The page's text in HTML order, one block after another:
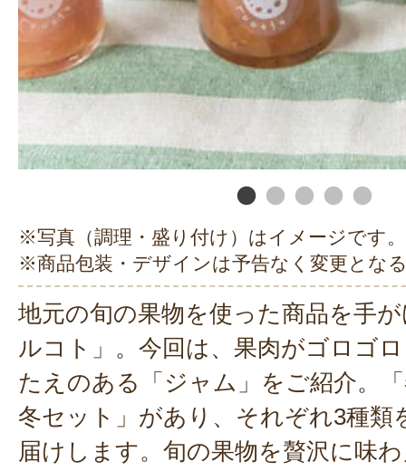
※写真（調理・盛り付け）はイメージです。
※商品包装・デザインは予告なく変更とな
地元の旬の果物を使った商品を手
ルコト」。今回は、果肉がゴロゴ
たえのある「ジャム」をご紹介。
冬セット」があり、それぞれ3種類
届けします。旬の果物を贅沢に味